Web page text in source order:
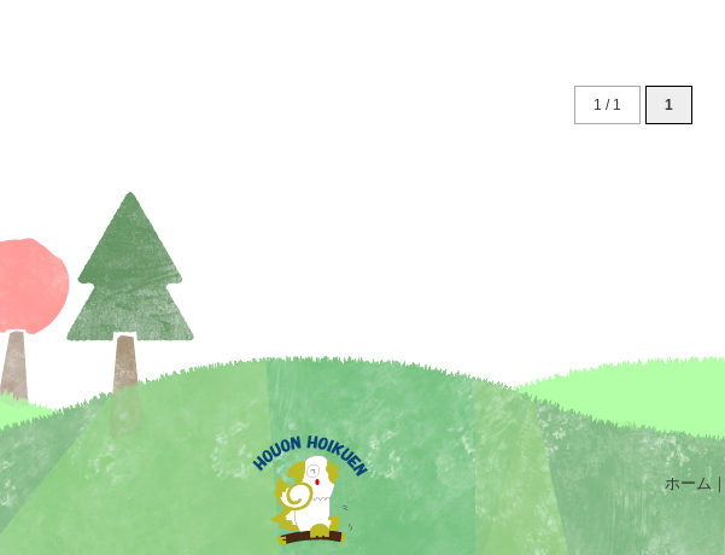
1 / 1 1
ホーム ｜